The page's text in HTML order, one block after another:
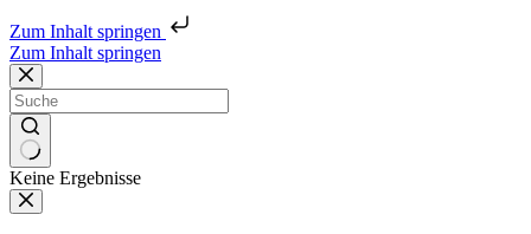
Zum Inhalt springen
Zum Inhalt springen
Keine Ergebnisse